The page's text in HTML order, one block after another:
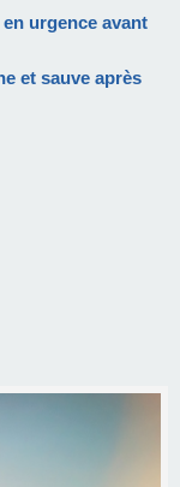
urgence avant
et sauve après